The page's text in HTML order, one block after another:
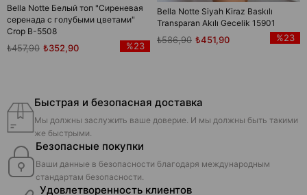
Bella Notte Белый топ "Сиреневая
серенада с голубыми цветами"
Crop B-5508
₺352,90
₺457,90 %23
Bella Notte Siyah Kiraz Baskılı
Transparan Akılı Gecelik 15901
₺451,90
₺586,90 %23
Быстрая и безопасная доставка
Мы должны заслужить ваше доверие. И мы должны быть такими
же быстрыми.
Безопасные покупки
Ваши данные в безопасности благодаря международным
стандартам безопасности.
Удовлетворенность клиентов